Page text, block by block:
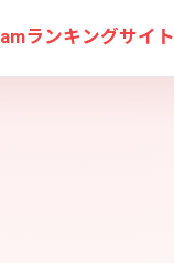
ランキングサイト